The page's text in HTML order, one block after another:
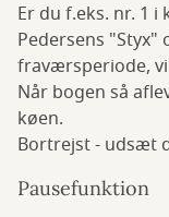
Er du f.eks. nr. 1 i
Pedersens "Styx"
fraværsperiode,
Når bogen så
køen.
Bortrejst - udsæt
Pausefunktion